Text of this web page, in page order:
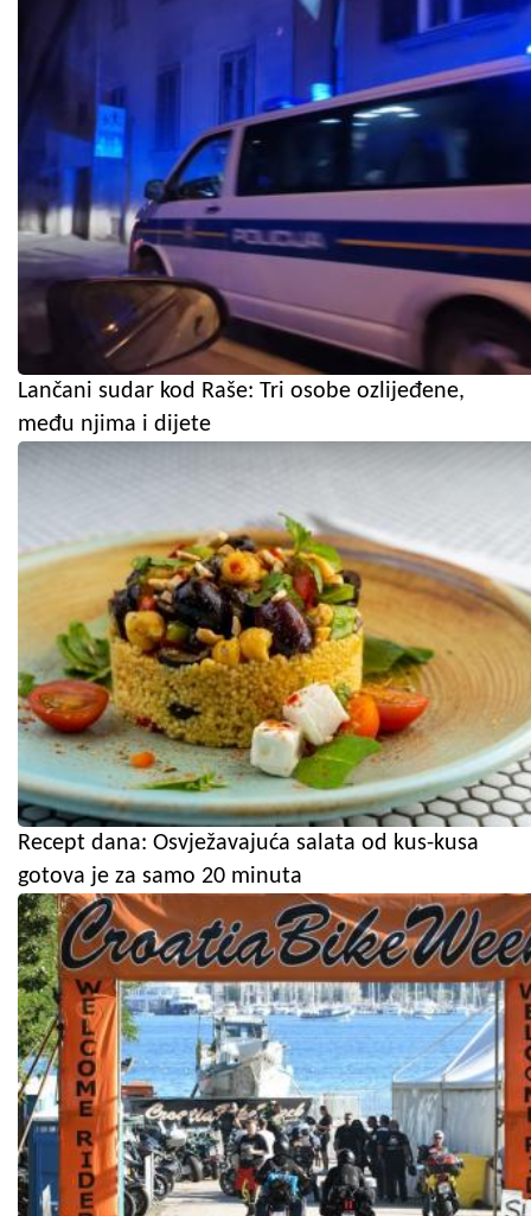
Lančani sudar kod Raše: Tri osobe ozlijeđene,
među njima i dijete
Recept dana: Osvježavajuća salata od kus-kusa
gotova je za samo 20 minuta